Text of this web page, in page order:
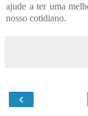
ajude a ter uma
nosso cotidiano.
‹